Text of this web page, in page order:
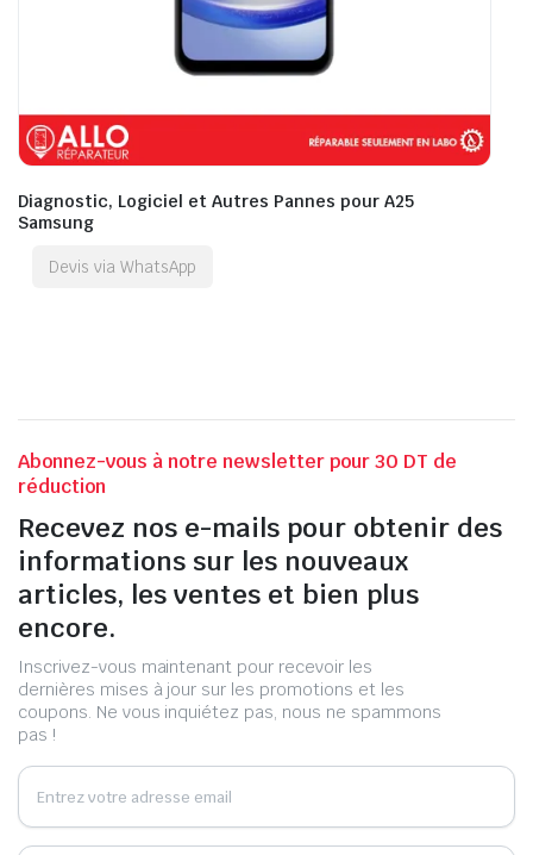
Diagnostic, Logiciel et Autres Pannes pour A25
Samsung
Devis via WhatsApp
Abonnez-vous à notre newsletter pour 30 DT de
réduction
Recevez nos e-mails pour obtenir des
informations sur les nouveaux
articles, les ventes et bien plus
encore.
Inscrivez-vous maintenant pour recevoir les
dernières mises à jour sur les promotions et les
coupons. Ne vous inquiétez pas, nous ne spammons
pas !